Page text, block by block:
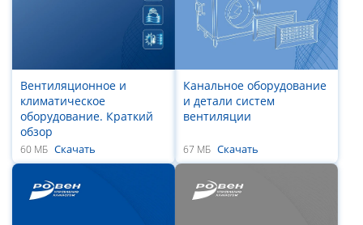
Вентиляционное и
климатическое
оборудование. Краткий
обзор
60 МБ Скачать
Канальное оборудование
и детали систем
вентиляции
67 МБ Скачать